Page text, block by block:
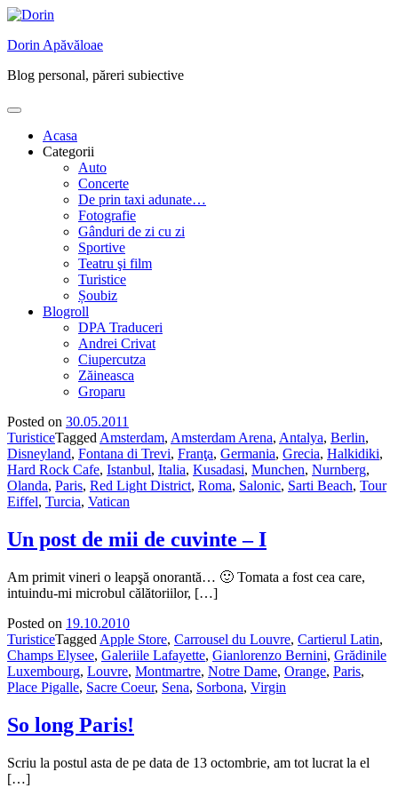
Skip
content
Dorin Apăvăloae
Blog personal, păreri subiective
Acasa
Categorii
Auto
Concerte
De prin taxi adunate…
Fotografie
Gânduri de zi cu zi
Sportive
Teatru şi film
Turistice
Șoubiz
Blogroll
DPA Traduceri
Andrei Crivat
Ciupercutza
Zăineasca
Groparu
Posted on 30.05.2011
TuristiceTagged Amsterdam, Amsterdam Arena, Antalya, Berlin,
Disneyland, Fontana di Trevi, Franţa, Germania, Grecia, Halkidiki,
Hard Rock Cafe, Istanbul, Italia, Kusadasi, Munchen, Nurnberg,
Olanda, Paris, Red Light District, Roma, Salonic, Sarti Beach, Tour
Eiffel, Turcia, Vatican
Un post de mii de cuvinte – I
Am primit vineri o leapşă onorantă… 🙂 Tomata a fost cea care,
intuindu-mi microbul călătoriilor, […]
Posted on 19.10.2010
TuristiceTagged Apple Store, Carrousel du Louvre, Cartierul Latin,
Champs Elysee, Galeriile Lafayette, Gianlorenzo Bernini, Grădinile
Luxembourg, Louvre, Montmartre, Notre Dame, Orange, Paris,
Place Pigalle, Sacre Coeur, Sena, Sorbona, Virgin
So long Paris!
Scriu la postul asta de pe data de 13 octombrie, am tot lucrat la el
[…]